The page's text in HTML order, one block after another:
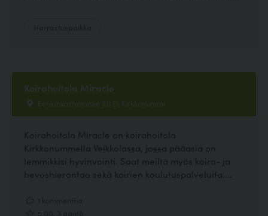
Koirahoitola Miracle
Eerikinkartanontie 311 D, Kirkkonummi
Koirahoitola Miracle on koirahoitola
Kirkkonummella Veikkolassa, jossa pääasia on
lemmikkisi hyvinvointi. Saat meiltä myös koira- ja
hevoshierontaa sekä koirien koulutuspalveluita....